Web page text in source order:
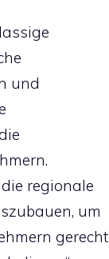
und
regionale
um
gerecht